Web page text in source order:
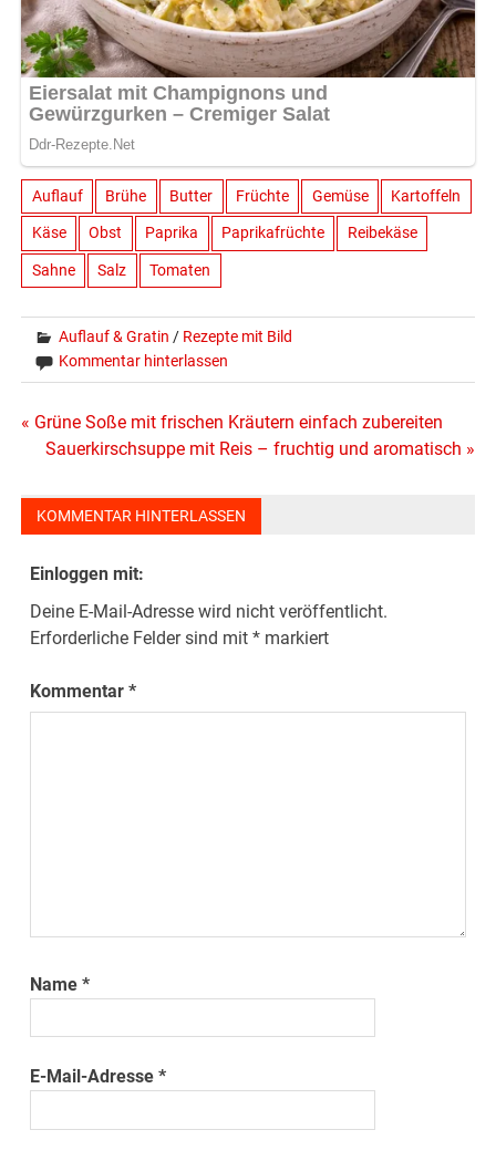
Auflauf Brühe Butter Früchte Gemüse Kartoffeln
Käse Obst Paprika Paprikafrüchte Reibekäse
Sahne Salz Tomaten
Auflauf & Gratin / Rezepte mit Bild
Kommentar hinterlassen
Beitragsnavigation
« Grüne Soße mit frischen Kräutern einfach zubereiten
Sauerkirschsuppe mit Reis – fruchtig und aromatisch »
KOMMENTAR HINTERLASSEN
Einloggen mit:
Deine E-Mail-Adresse wird nicht veröffentlicht.
Erforderliche Felder sind mit* markiert
Kommentar*
Name*
E-Mail-Adresse*